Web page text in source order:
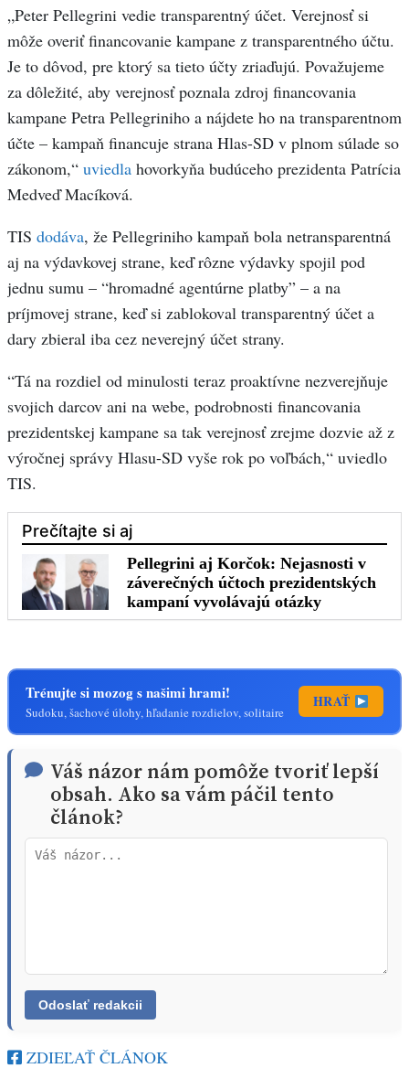
„Peter Pellegrini vedie transparentný účet. Verejnosť si
môže overiť financovanie kampane z transparentného účtu.
Je to dôvod, pre ktorý sa tieto účty zriaďujú. Považujeme
za dôležité, aby verejnosť poznala zdroj financovania
kampane Petra Pellegriniho a nájdete ho na transparentnom
účte – kampaň financuje strana Hlas-SD v plnom súlade so
zákonom,“ uviedla hovorkyňa budúceho prezidenta Patrícia
Medveď Macíková.
TIS dodáva, že Pellegriniho kampaň bola netransparentná
aj na výdavkovej strane, keď rôzne výdavky spojil pod
jednu sumu – “hromadné agentúrne platby” – a na
príjmovej strane, keď si zablokoval transparentný účet a
dary zbieral iba cez neverejný účet strany.
“Tá na rozdiel od minulosti teraz proaktívne nezverejňuje
svojich darcov ani na webe, podrobnosti financovania
prezidentskej kampane sa tak verejnosť zrejme dozvie až z
výročnej správy Hlasu-SD vyše rok po voľbách,“ uviedlo
TIS.
Trénujte si mozog s našimi hrami!
Sudoku, šachové úlohy, hľadanie rozdielov, solitaire
HRAŤ
Váš názor nám pomôže tvoriť lepší
obsah. Ako sa vám páčil tento
článok?
ZDIEĽAŤ ČLÁNOK